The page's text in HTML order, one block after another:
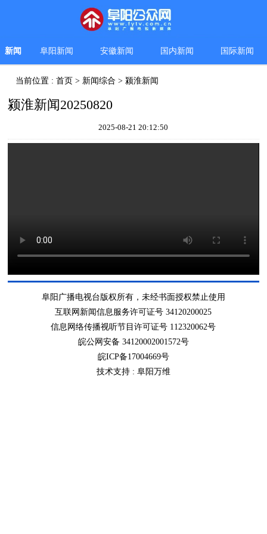
新闻 阜阳新闻 安徽新闻 国内新闻 国际新闻
当前位置 :首页 > 新闻综合 >颍淮新闻
颍淮新闻20250820
2025-08-21 20:12:50
阜阳广播电视台版权所有，未经书面授权禁止使用
互联网新闻信息服务许可证号 34120200025
信息网络传播视听节目许可证号 112320062号
皖公网安备 34120002001572号
皖ICP备17004669号
技术支持 : 阜阳万维